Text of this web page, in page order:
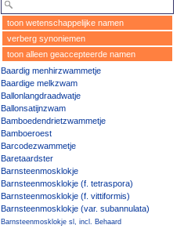
toon wetenschappelijke namen
verberg synoniemen
toon alleen geaccepteerde namen
Baardig menhirzwammetje
Baardige melkzwam
Ballonlangdraadwatje
Ballonsatijnzwam
Bamboedendrietzwammetje
Bamboeroest
Barcodezwammetje
Baretaardster
Barnsteenmosklokje
Barnsteenmosklokje (f. tetraspora)
Barnsteenmosklokje (f. vittiformis)
Barnsteenmosklokje (var. subannulata)
Barnsteenmosklokje sl, incl. Behaard